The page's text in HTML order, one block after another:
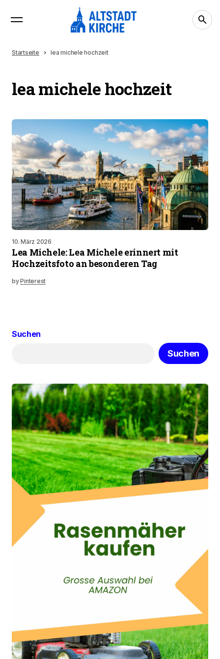
Startseite lea michele hochzeit
lea michele hochzeit
10. März 2026
Lea Michele: Lea Michele erinnert mit
Hochzeitsfoto an besonderen Tag
byPinterest
Suchen
Suchen